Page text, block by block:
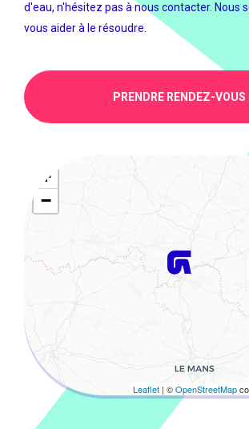
+
−
Leaflet | ©OpenStreetMap
d'eau, n'hésitez pas à nous contacter. Nous
vous aider à le résoudre.
PRENDRE RENDEZ-VOUS